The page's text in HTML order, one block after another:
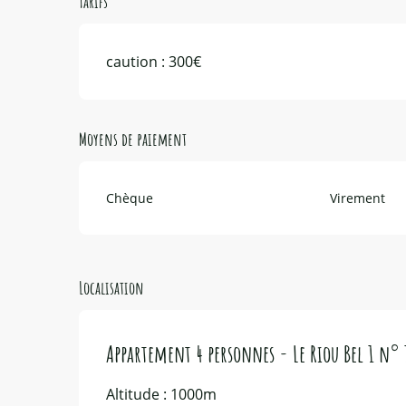
caution : 300€
Moyens de paiement
Chèque Virement
Localisation
Appartement 4 personnes - Le Riou Bel 1 n°
Altitude : 1000m